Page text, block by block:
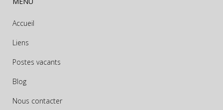
Accueil
Liens
Postes vacants
Blog
Nous contacter